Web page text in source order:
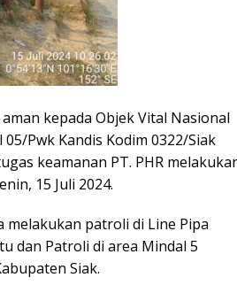
kepada Objek Vital Nasional
Pwk Kandis Kodim 0322/Siak
keamanan PT. PHR
15 Juli 2024.
melakukan patroli di Line Pipa
dan Patroli di area Mindal 5
Siak.